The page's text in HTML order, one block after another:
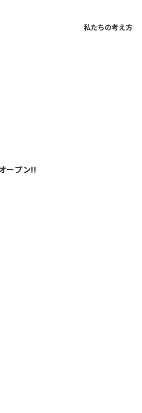
私たちの考え方
ープン!!